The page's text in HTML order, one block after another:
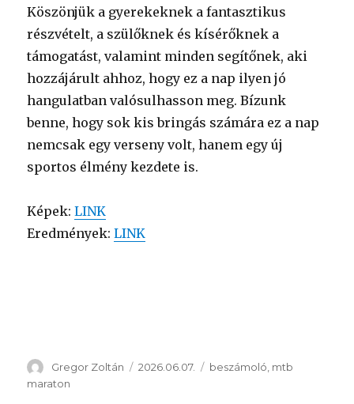
Köszönjük a gyerekeknek a fantasztikus
részvételt, a szülőknek és kísérőknek a
támogatást, valamint minden segítőnek, aki
hozzájárult ahhoz, hogy ez a nap ilyen jó
hangulatban valósulhasson meg. Bízunk
benne, hogy sok kis bringás számára ez a nap
nemcsak egy verseny volt, hanem egy új
sportos élmény kezdete is.
Képek:LINK
Eredmények:LINK
Szerző
Gregor Zoltán Közzétéve
2026.06.07. Kategória
beszámoló mtb
maraton